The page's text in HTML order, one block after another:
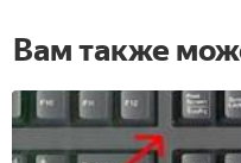
Вам также